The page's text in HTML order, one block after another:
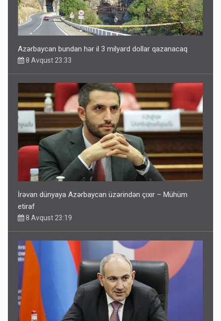
Azərbaycan bundan hər il 3 milyard dollar qazanacaq
8 Avqust 23:33
İrəvan dünyaya Azərbaycan üzərindən çıxır – Mühüm
etiraf
8 Avqust 23:19